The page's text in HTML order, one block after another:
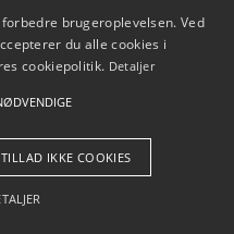
hverdag
Betingelser
brugeroplevelsen. Ved
du alle cookies i
cookiepolitik. Detaljer
TILLAD IKKE COOKIES